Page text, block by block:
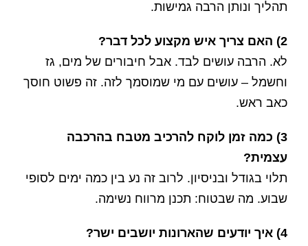
תהליך ונותן הרבה גמישות.
2) האם צריך איש מקצוע לכל דבר?
לא. הרבה עושים לבד. אבל חיבורים של מים, גז
וחשמל – עושים עם מי שמוסמך לזה. זה פשוט חוסך
כאב ראש.
3) כמה זמן לוקח להרכיב מטבח בהרכבה
עצמית?
תלוי בגודל ובניסיון. לרוב זה נע בין כמה ימים לסופי
שבוע. מה שבטוח: תכנן מרווח נשימה.
4) איך יודעים שהארונות יושבים ישר?